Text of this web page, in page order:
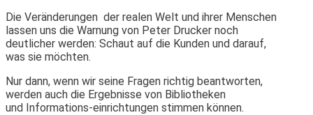
Die Veränderungen der realen Welt und ihrer Menschen
lassen uns die Warnung von Peter Drucker noch
deutlicher werden: Schaut auf die Kunden und darauf,
was sie möchten.
Nur dann, wenn wir seine Fragen richtig beantworten,
werden auch die Ergebnisse von Bibliotheken
und Informations-einrichtungen stimmen können.